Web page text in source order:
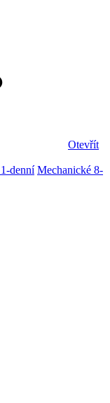
Otevřít
denní Mechanické 8-